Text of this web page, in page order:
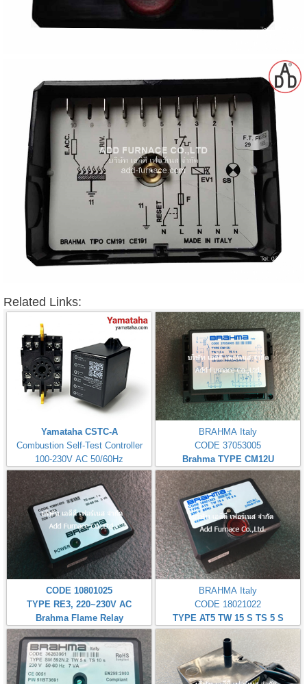
Related Links:
Yamataha CSTC-A
Combustion Self-Test Controller
100-230V AC 50/60Hz
BRAHMA Italy
CODE 37053005
Brahma TYPE CM12U
CODE 10801025
TYPE RE3, 220~230V AC
Brahma Flame Relay
BRAHMA Italy
CODE 18021022
TYPE AT5 TW 15 S TS 5 S